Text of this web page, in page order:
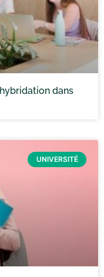
dans
UNIVERSITÉ